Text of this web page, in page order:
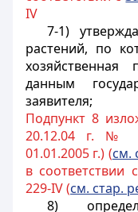
IV
7-1)
растений, по
хозяйственная
данным
заявителя;
Подпункт 8
20.12.04 г. №
01.01.2005 г.) (см.
в соответствии с
229-IV (см. стар.
8)